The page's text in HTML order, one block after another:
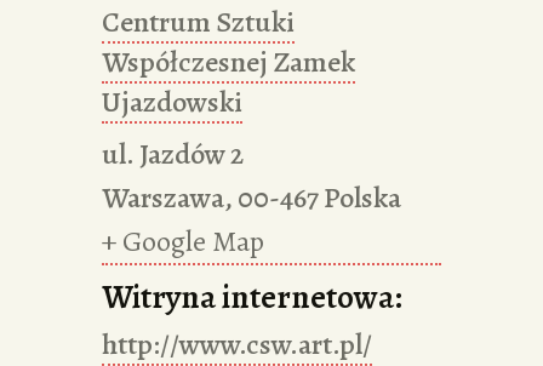
Centrum Sztuki
Współczesnej Zamek
Ujazdowski
ul. Jazdów 2
Warszawa,00-467Polska
+ Google Map
Witryna internetowa:
http://www.csw.art.pl/